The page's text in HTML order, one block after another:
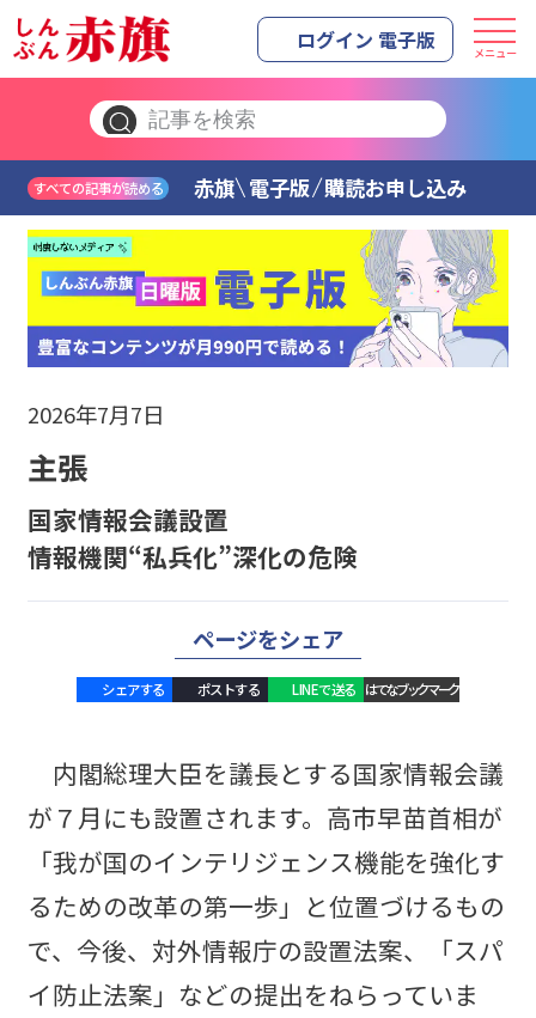
ログイン 電子版 メニュー
すべての記事が読める 赤旗 電子版 購読お申し込み
2026年7月7日
主張
国家情報会議設置
情報機関“私兵化”深化の危険
ページをシェア
シェアする ポストする LINEで送る はてなブックマーク
内閣総理大臣を議長とする国家情報会議
が７月にも設置されます。高市早苗首相が
「我が国のインテリジェンス機能を強化す
るための改革の第一歩」と位置づけるもの
で、今後、対外情報庁の設置法案、「スパ
イ防止法案」などの提出をねらっていま